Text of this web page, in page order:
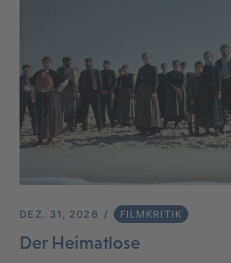
DEZ. 31, 2026 FILMKRITIK
Der Heimatlose